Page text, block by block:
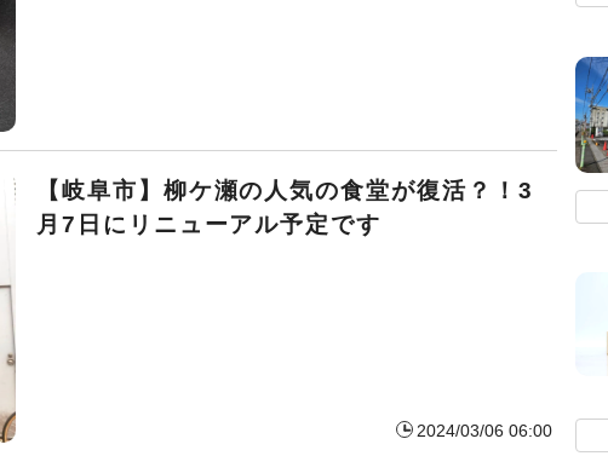
【岐阜市】柳ケ瀬の人気の食堂が復活？！3
月7日にリニューアル予定です
2024/03/06 06:00